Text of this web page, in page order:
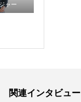
ャー
関連インタビュー